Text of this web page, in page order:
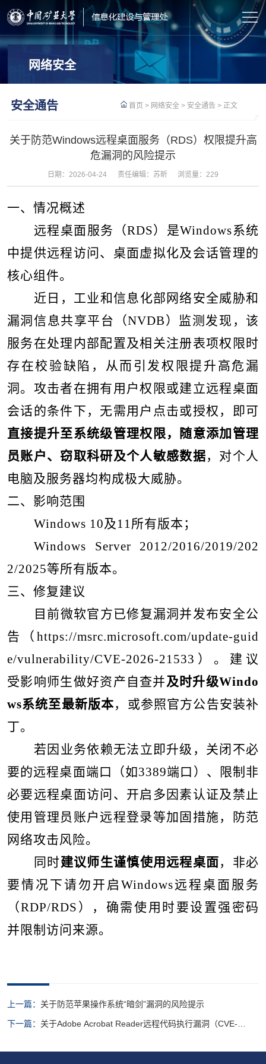
网络安全
安全通告 首页 > 网络安全 > 安全通告 > 正文
关于防范Windows远程桌面服务（RDS）权限提升高
危漏洞的风险提示
日期：2026-04-24 责任编辑：苏昕 浏览量：229
一、情况概述
远程桌面服务（RDS）是Windows系统
中提供远程访问、桌面虚拟化及会话管理的
核心组件。
近日，工业和信息化部网络安全威胁和
漏洞信息共享平台（NVDB ）监测发现，该
服务在处理内部配置及相关注册表项权限时
存在校验缺陷，从而引发权限提升高危漏
洞。攻击者在拥有用户权限或建立远程桌面
会话的条件下，无需用户点击或授权，即可
直接提升至系统级管理权限，随意添加管理
员账户、窃取科研及个人敏感数据，对个人
电脑及服务器均构成极大威胁。
二、影响范围
Windows 10及 11所有版本；
Windows Server 2012/2016/2019/202
2/2025等所有版本。
三、修复建议
目前微软官方已修复漏洞并发布安全公
告（https://msrc.microsoft.com/update-guid
e/vulnerability/CVE-2026-21533 ）。建议
受影响师生做好资产自查并及时升级Windo
ws系统至最新版本，或参照官方公告安装补
丁。
若因业务依赖无法立即升级，关闭不必
要的远程桌面端口（如3389端口）、限制非
必要远程桌面访问、开启多因素认证及禁止
使用管理员账户远程登录等加固措施，防范
网络攻击风险。
同时建议师生谨慎使用远程桌面，非必
要情况下请勿开启Windows远程桌面服务
（RDP/RDS ），确需使用时要设置强密码
并限制访问来源。
上一篇： 关于防范苹果操作系统“暗剑”漏洞的风险提示
下一篇： 关于Adobe Acrobat Reader远程代码执行漏洞（CVE-